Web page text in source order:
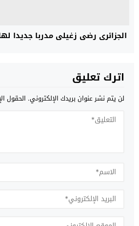
الجزائري رضى زغيلي مدربا جديدا
اترك تعليق
لن يتم نشر عنوان بريدك الإلكتروني. الحقول